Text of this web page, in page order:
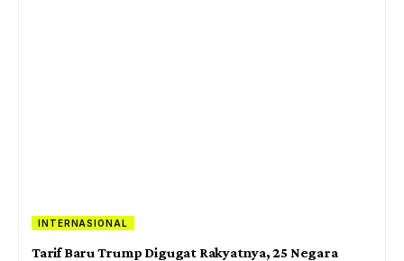
INTERNASIONAL
Tarif Baru Trump Digugat Rakyatnya, 25 Negara